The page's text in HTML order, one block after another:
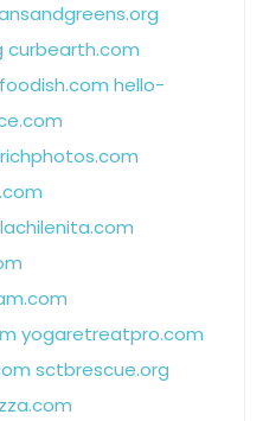
curbearth.com
hello-
lachilenita.com
yogaretreatpro.com
sctbrescue.org